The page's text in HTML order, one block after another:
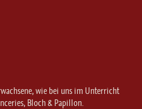
wie bei uns im Unterricht
Bloch & Papillon.